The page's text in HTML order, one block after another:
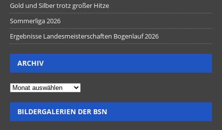
Gold und Silber trotz großer Hitze
Sommerliga 2026
Ergebnisse Landesmeisterschaften Bogenlauf 2026
ARCHIV
BILDERGALERIEN DER BSN